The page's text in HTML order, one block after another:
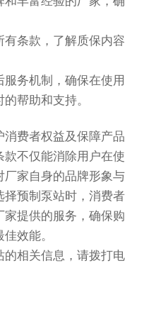
有条款，了解质保内容
服务机制，确保在使用
帮助和支持。
费者权益及保障产品
款不仅能消除用户在使
厂家自身的品牌形象与
择预制泵站时，消费者
提供的服务，确保购
效能。
的相关信息，请拨打电